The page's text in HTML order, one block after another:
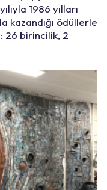
1986 yılları
kazandığı ödüllerle
26 birincilik, 2